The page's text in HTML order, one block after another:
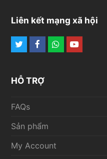
Liên kết mạng xã hội
TwitterFacebook
Whatsapp
Youtube
HỖ TRỢ
FAQs
Sản phẩm
My Account